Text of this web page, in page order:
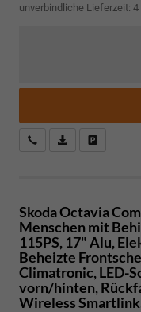
unverbindliche Lieferzeit: 4
Kostenloser Rückruf-
PDF-Datei,
Skoda Octavia
Menschen mit
115PS, 17" Alu,
Beheizte
Climatronic, LED-
vorn/hinten,
Wireless